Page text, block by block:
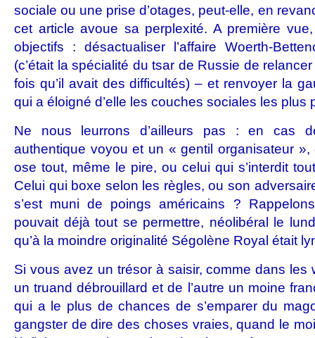
sociale ou une prise d’otages, peut-elle, en
cet article avoue sa perplexité. A première
objectifs : désactualiser l’affaire Woerth-
(c’était la spécialité du tsar de Russie de
fois qu’il avait des difficultés) – et renvoyer la
qui a éloigné d’elle les couches sociales les plus
Ne nous leurrons d’ailleurs pas : en cas
authentique voyou et un « gentil organisateur »,
ose tout, même le pire, ou celui qui s’interdit
Celui qui boxe selon les règles, ou son
s’est muni de poings américains ?
pouvait déjà tout se permettre, néolibéral le
qu’à la moindre originalité Ségolène Royal était
Si vous avez un trésor à saisir, comme dans les
un truand débrouillard et de l’autre un moine
qui a le plus de chances de s’emparer du
gangster de dire des choses vraies, quand le